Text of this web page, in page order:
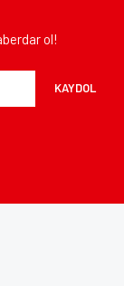
ol!
KAYDOL